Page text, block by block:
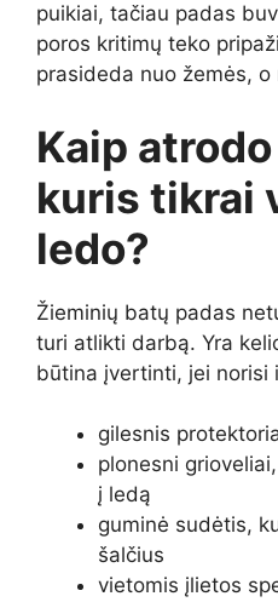
puikiai, tačiau padas
poros kritimų teko
prasideda nuo žemės, o
Kaip
kuris tikrai
ledo?
Žieminių batų padas
turi atlikti darbą. Yra
būtina įvertinti, jei norisi
gilesnis
plonesni
į ledą
guminė sudėtis,
šalčius
vietomis įlietos